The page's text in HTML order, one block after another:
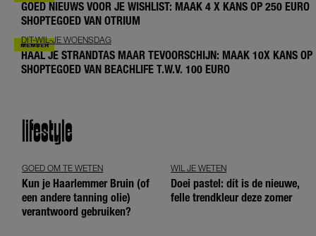
GOED NIEUWS VOOR JE WISHLIST: MAAK 4 X KANS OP 250 EURO
SHOPTEGOED VAN OTRIUM
DIT-WIL-JE WOENSDAG
HAAL JE STRANDTAS MAAR TEVOORSCHIJN: MAAK 10X KANS OP
SHOPTEGOED VAN BEACHLIFE T.W.V. 100 EURO
lifestyle
GOED OM TE WETEN
Kun je Haarlemmer Bruin (of
een andere tanning olie)
verantwoord gebruiken?
WIL JE WETEN
Doei pastel: dít is de nieuwe,
felle trendkleur deze zomer